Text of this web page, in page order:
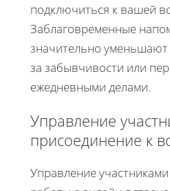
подключиться к вашей
Заблаговременные
значительно уменьшают
за забывчивости или
ежедневными делами.
Управление
присоединение к
Управление